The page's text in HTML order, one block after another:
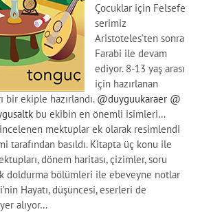
Çocuklar için Felsefe
serimiz
Aristoteles’ten sonra
Farabi ile devam
ediyor. 8-13 yaş arası
için hazırlanan
bir ekiple hazırlandı. @duyguukaraer @
bu ekibin en önemli isimleri…
incelenen mektuplar ek olarak resimlendi
tarafından basıldı. Kitapta üç konu ile
dönem haritası, çizimler, soru
doldurma bölümleri ile ebeveyne notlar
Hayatı, düşüncesi, eserleri de
alıyor…